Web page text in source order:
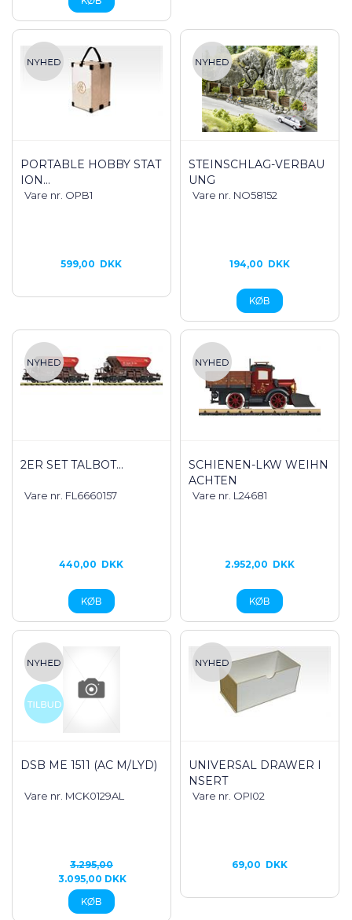
PORTABLE HOBBY STAT
ION...
Vare nr. OPB1
599,00 DKK
STEINSCHLAG-VERBAU
UNG
Vare nr. NO58152
194,00 DKK
2ER SET TALBOT...
Vare nr. FL6660157
440,00 DKK
SCHIENEN-LKW WEIHN
ACHTEN
Vare nr. L24681
2.952,00 DKK
DSB ME 1511 (AC M/LYD)
Vare nr. MCK0129AL
3.295,00
3.095,00 DKK
UNIVERSAL DRAWER I
NSERT
Vare nr. OPI02
69,00 DKK